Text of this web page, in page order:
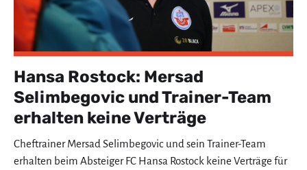
Hansa Rostock: Mersad
Selimbegovic und Trainer-Team
erhalten keine Verträge
Cheftrainer Mersad Selimbegovic und sein Trainer-Team
erhalten beim Absteiger FC Hansa Rostock keine Verträge für